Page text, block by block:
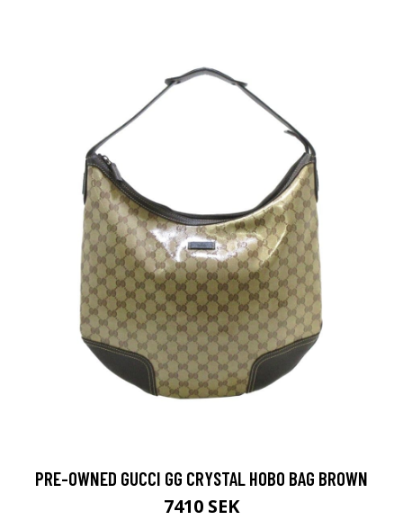
PRE-OWNED GUCCI GG CRYSTAL HOBO BAG BROWN
7410 SEK